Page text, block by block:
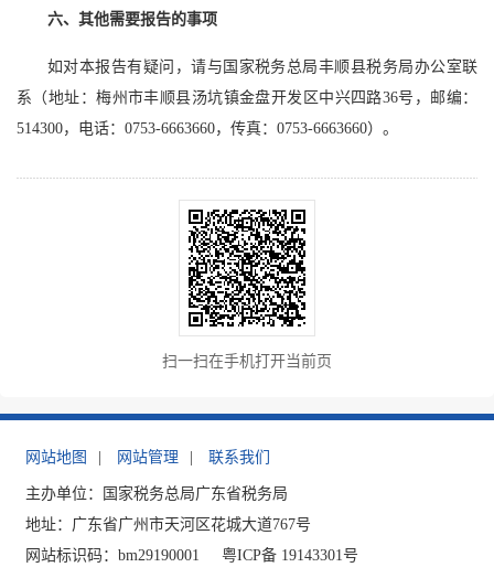
六、其他需要报告的事项
如对本报告有疑问，请与国家税务总局丰顺县税务局办公室联
系（地址：梅州市丰顺县汤坑镇金盘开发区中兴四路36号，邮编：
514300，电话：0753-6663660，传真：0753-6663660）。
扫一扫在手机打开当前页
网站地图 网站管理 联系我们
主办单位：国家税务总局广东省税务局
地址：广东省广州市天河区花城大道767号
网站标识码：bm29190001
粤ICP备 19143301号